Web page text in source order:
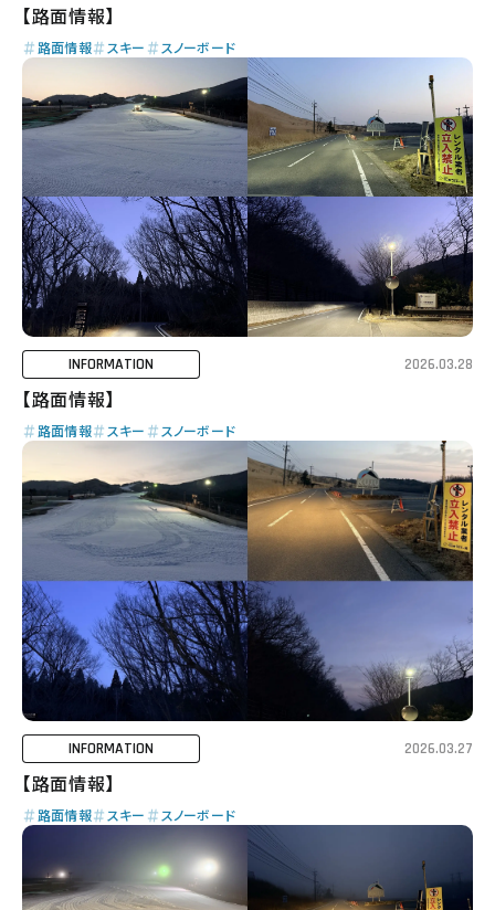
【路面情報】
路面情報 スキー スノーボード
INFORMATION 2026.03.28
【路面情報】
路面情報 スキー スノーボード
INFORMATION 2026.03.27
【路面情報】
路面情報 スキー スノーボード